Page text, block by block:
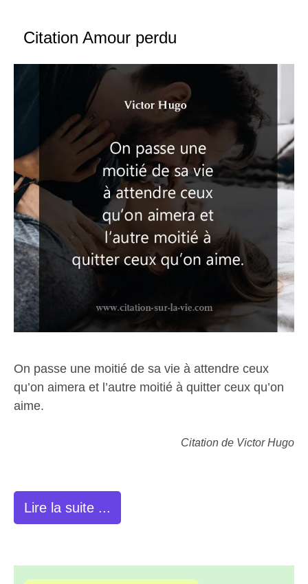
Citation Amour perdu
On passe une moitié de sa vie à attendre ceux
qu’on aimera et l’autre moitié à quitter ceux qu’on
aime.
Citation de Victor Hugo
Lire la suite ...